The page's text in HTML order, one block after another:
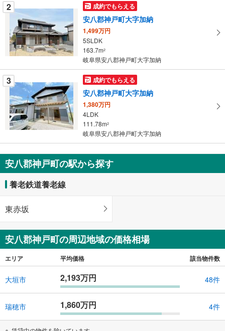
件
マ
イ
ペ
ジ
に
保
存
す
る
2 成約でもらえる
安八郡神戸町大字加納
1,499万円
5SLDK
163.7m2
岐阜県安八郡神戸町大字加納
3 成約でもらえる
安八郡神戸町大字加納
1,380万円
4LDK
111.78m2
岐阜県安八郡神戸町大字加納
安八郡神戸町の駅から探す
養老鉄道養老線
東赤坂
安八郡神戸町の周辺地域の価格相場
エリア 平均価格 該当物件数
大垣市 2,193万円 48件
瑞穂市 1,860万円 4件